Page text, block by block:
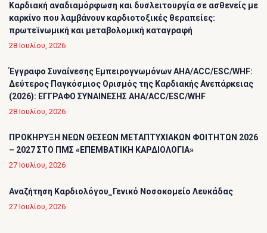
Καρδιακή αναδιαμόρφωση και δυσλειτουργία σε ασθενείς με
καρκίνο που λαμβάνουν καρδιοτοξικές θεραπείες:
πρωτεϊνωμική και μεταβολομική καταγραφή
28 Ιουλίου, 2026
Έγγραφο Συναίνεσης Εμπειρογνωμόνων AHA/ACC/ESC/WHF:
Δεύτερος Παγκόσμιος Ορισμός της Καρδιακής Ανεπάρκειας
(2026): ΕΓΓΡΑΦΟ ΣΥΝΑΙΝΕΣΗΣ AHA/ACC/ESC/WHF
28 Ιουλίου, 2026
ΠΡΟΚΗΡΥΞΗ ΝΕΩΝ ΘΕΣΕΩΝ ΜΕΤΑΠΤΥΧΙΑΚΩΝ ΦΟΙΤΗΤΩΝ 2026
– 2027 ΣΤΟ ΠΜΣ «ΕΠΕΜΒΑΤΙΚΗ ΚΑΡΔΙΟΛΟΓΙΑ»
27 Ιουλίου, 2026
Αναζήτηση Καρδιολόγου_Γενικό Νοσοκομείο Λευκάδας
27 Ιουλίου, 2026